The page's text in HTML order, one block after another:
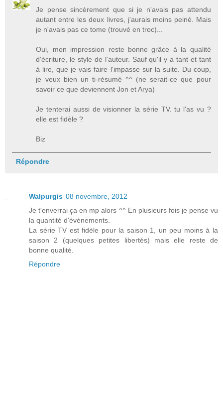
Je pense sincèrement que si je n'avais pas attendu
autant entre les deux livres, j'aurais moins peiné. Mais
je n'avais pas ce tome (trouvé en troc)...
Oui, mon impression reste bonne grâce à la qualité
d'écriture, le style de l'auteur. Sauf qu'il y a tant et tant
à lire, que je vais faire l'impasse sur la suite. Du coup,
je veux bien un ti-résumé ^^ (ne serait-ce que pour
savoir ce que deviennent Jon et Arya)
Je tenterai aussi de visionner la série TV. tu l'as vu ?
elle est fidèle ?
Biz
Répondre
Walpurgis 08 novembre, 2012
Je t'enverrai ça en mp alors ^^ En plusieurs fois je pense vu
la quantité d'évènements.
La série TV est fidèle pour la saison 1, un peu moins à la
saison 2 (quelques petites libertés) mais elle reste de
bonne qualité.
Répondre